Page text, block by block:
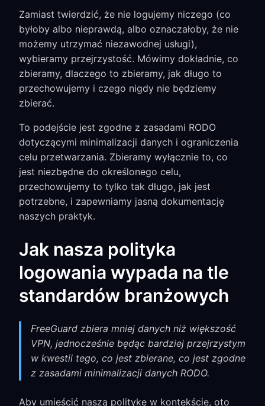
Zamiast twierdzić, że nie logujemy niczego (co
byłoby albo nieprawdą, albo oznaczałoby, że nie
możemy utrzymać niezawodnej usługi),
wybieramy przejrzystość. Mówimy dokładnie, co
zbieramy, dlaczego to zbieramy, jak długo to
przechowujemy i czego nigdy nie będziemy
zbierać.
To podejście jest zgodne z zasadami RODO
dotyczącymi minimalizacji danych i ograniczenia
celu przetwarzania. Zbieramy wyłącznie to, co
jest niezbędne do określonego celu,
przechowujemy to tylko tak długo, jak jest
potrzebne, i zapewniamy jasną dokumentację
naszych praktyk.
Jak nasza polityka
logowania wypada na tle
standardów branżowych
FreeGuard zbiera mniej danych niż większość
VPN, jednocześnie będąc bardziej przejrzystym
w kwestii tego, co jest zbierane, co jest zgodne
z zasadami minimalizacji danych RODO.
Aby umieścić naszą politykę w kontekście, oto